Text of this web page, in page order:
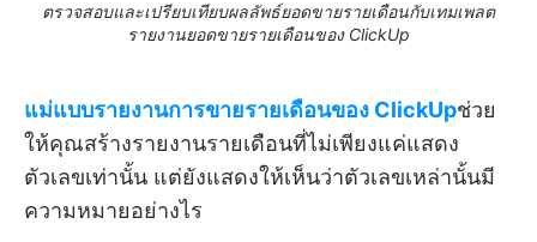
ตรวจสอบและเปรียบเทียบผลลัพธ์ยอดขายรายเดือนกับเทมเพลต
รายงานยอดขายรายเดือนของ ClickUp
แม่แบบรายงานการขายรายเดือนของ ClickUpช่วย
ให้คุณสร้างรายงานรายเดือนที่ไม่เพียงแค่แสดง
ตัวเลขเท่านั้น แต่ยังแสดงให้เห็นว่าตัวเลขเหล่านั้นมี
ความหมายอย่างไร